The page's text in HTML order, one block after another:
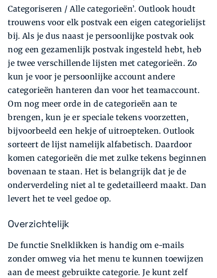
Categoriseren / Alle categorieën’. Outlook houdt
trouwens voor elk postvak een eigen categorielijst
bij. Als je dus naast je persoonlijke postvak ook
nog een gezamenlijk postvak ingesteld hebt, heb
je twee verschillende lijsten met categorieën. Zo
kun je voor je persoonlijke account andere
categorieën hanteren dan voor het teamaccount.
Om nog meer orde in de categorieën aan te
brengen, kun je er speciale tekens voorzetten,
bijvoorbeeld een hekje of uitroepteken. Outlook
sorteert de lijst namelijk alfabetisch. Daardoor
komen categorieën die met zulke tekens beginnen
bovenaan te staan. Het is belangrijk dat je de
onderverdeling niet al te gedetailleerd maakt. Dan
levert het te veel gedoe op.
Overzichtelijk
De functie Snelklikken is handig om e-mails
zonder omweg via het menu te kunnen toewijzen
aan de meest gebruikte categorie. Je kunt zelf